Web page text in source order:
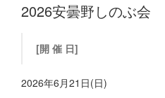
2026安曇野しのぶ会
[開 催 日]
2026年6月21日(日)